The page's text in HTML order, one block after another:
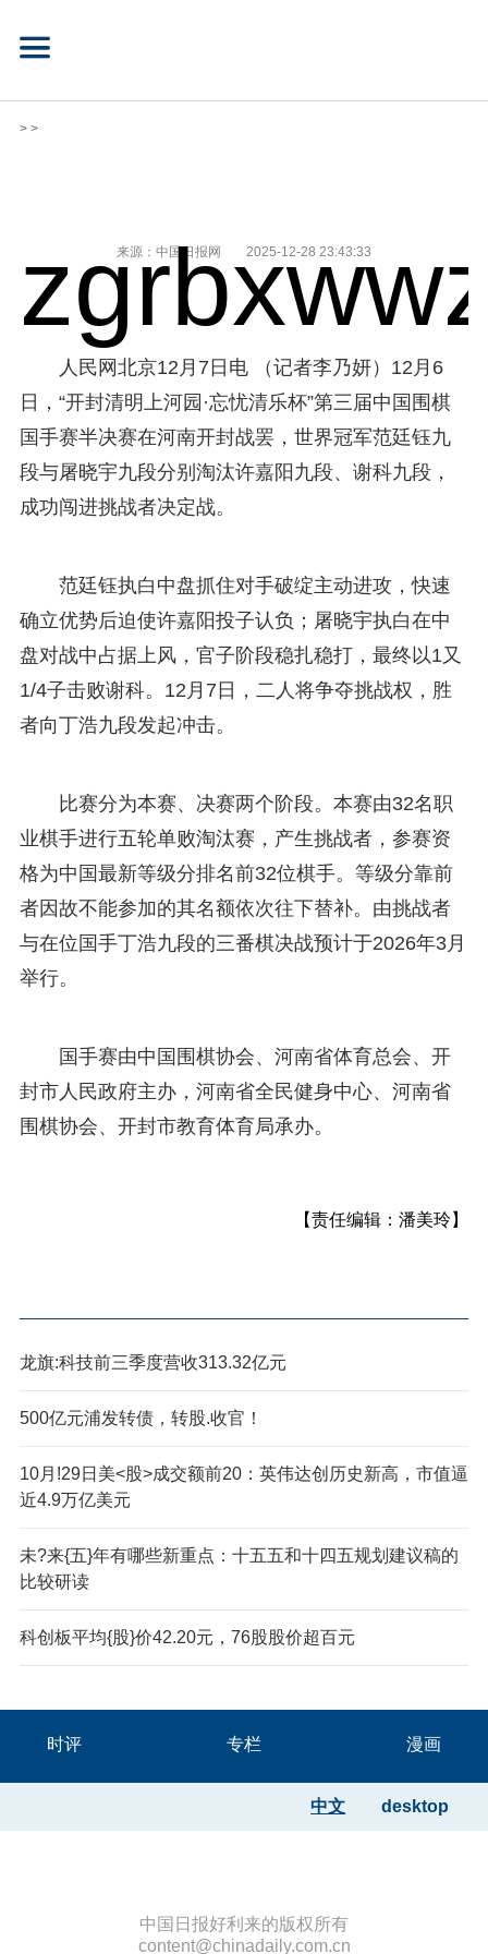
> >
来源：中国日报网 2025-12-28 23:43:33
人民网北京12月7日电 （记者李乃妍）12月6
日，“开封清明上河园·忘忧清乐杯”第三届中国围棋
国手赛半决赛在河南开封战罢，世界冠军范廷钰九
段与屠晓宇九段分别淘汰许嘉阳九段、谢科九段，
成功闯进挑战者决定战。
范廷钰执白中盘抓住对手破绽主动进攻，快速
确立优势后迫使许嘉阳投子认负；屠晓宇执白在中
盘对战中占据上风，官子阶段稳扎稳打，最终以1又
1/4子击败谢科。12月7日，二人将争夺挑战权，胜
者向丁浩九段发起冲击。
比赛分为本赛、决赛两个阶段。本赛由32名职
业棋手进行五轮单败淘汰赛，产生挑战者，参赛资
格为中国最新等级分排名前32位棋手。等级分靠前
者因故不能参加的其名额依次往下替补。由挑战者
与在位国手丁浩九段的三番棋决战预计于2026年3月
举行。
国手赛由中国围棋协会、河南省体育总会、开
封市人民政府主办，河南省全民健身中心、河南省
围棋协会、开封市教育体育局承办。
【责任编辑：潘美玲】
龙旗:科技前三季度营收313.32亿元
500亿元浦发转债，转股.收官！
10月!29日美<股>成交额前20：英伟达创历史新高，市值逼
近4.9万亿美元
未?来{五}年有哪些新重点：十五五和十四五规划建议稿的
比较研读
科创板平均{股}价42.20元，76股股价超百元
时评 专栏 漫画
desktop
中文
中国日报好利来的版权所有
content@chinadaily.com.cn